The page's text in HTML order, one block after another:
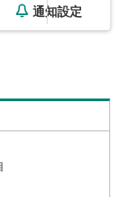
通知設定